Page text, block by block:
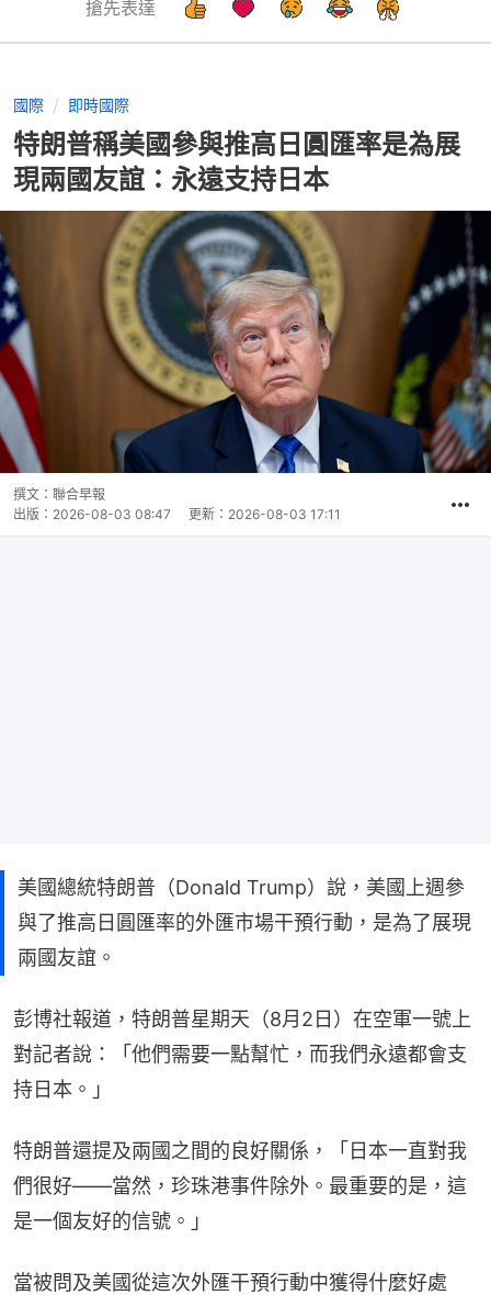
搶先表達
國際 即時國際
特朗普稱美國參與推高日圓匯率是為展
現兩國友誼：永遠支持日本
撰文： 聯合早報
出版： 2026-08-03 08:47 更新： 2026-08-03 17:11
美國總統特朗普（Donald Trump）說，美國上週參
與了推高日圓匯率的外匯市場干預行動，是為了展現
兩國友誼。
彭博社報道，特朗普星期天（8月2日）在空軍一號上
對記者說：「他們需要一點幫忙，而我們永遠都會支
持日本。」
特朗普還提及兩國之間的良好關係，「日本一直對我
們很好——當然，珍珠港事件除外。最重要的是，這
是一個友好的信號。」
當被問及美國從這次外匯干預行動中獲得什麼好處